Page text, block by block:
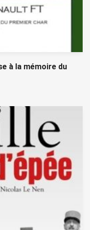
à la mémoire du